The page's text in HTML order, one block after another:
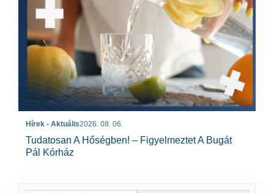
Hírek - Aktuális2026. 08. 06.
Tudatosan A Hőségben! – Figyelmeztet A Bugát
Pál Kórház